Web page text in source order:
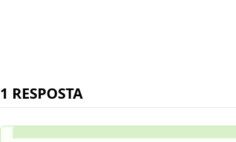
1 RESPOSTA